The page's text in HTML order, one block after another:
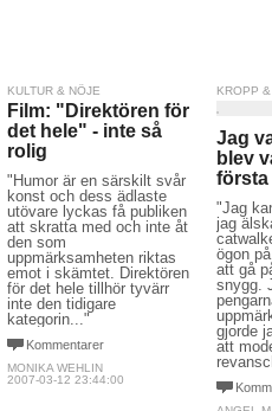
KULTUR & NÖJE
Film: "Direktören för
det hele" - inte så
rolig
"Humor är en särskilt svår
konst och dess ädlaste
utövare lyckas få publiken
att skratta med och inte åt
den som
uppmärksamheten riktas
emot i skämtet. Direktören
för det hele tillhör tyvärr
inte den tidigare
kategorin..."
Kommentarer
MONIKA WEHLIN
2007-03-12 23:44:00
KROPP
Jag
blev
första
"Jag
jag
ögon
att gå
snygg.
gjorde
att